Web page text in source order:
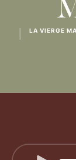
LA VIERGE